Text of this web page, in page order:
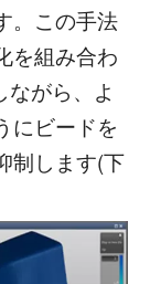
。この手法
を組み合わ
がら、よ
にビードを
制します(下